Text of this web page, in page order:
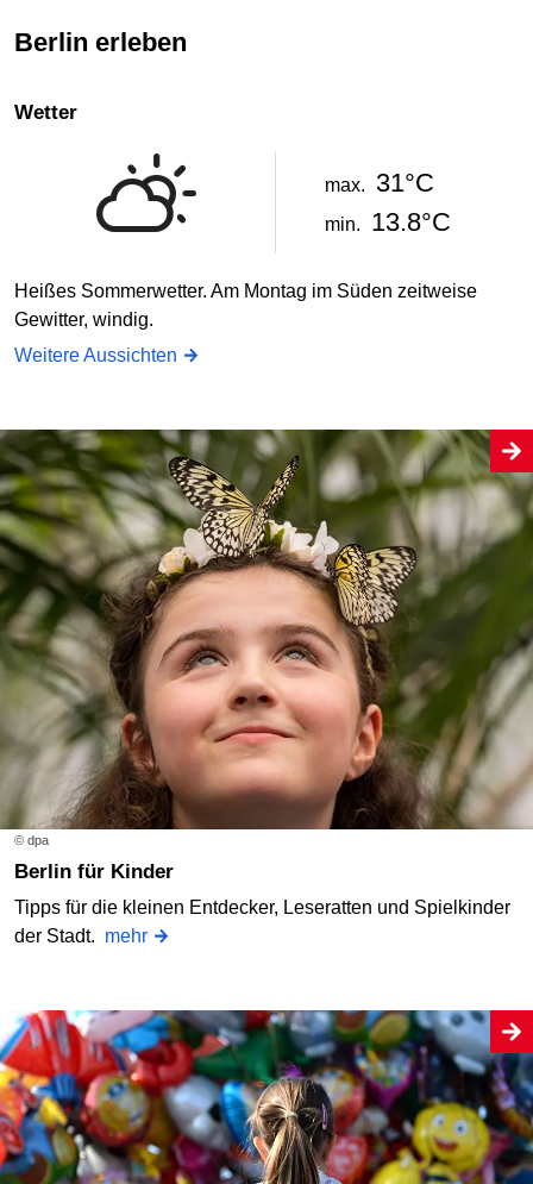
Berlin erleben
Wetter
max. 31°C
min. 13.8°C
Heißes Sommerwetter. Am Montag im Süden zeitweise
Gewitter, windig.
Weitere Aussichten
© dpa
Berlin für Kinder
Tipps für die kleinen Entdecker, Leseratten und Spielkinder
der Stadt. mehr